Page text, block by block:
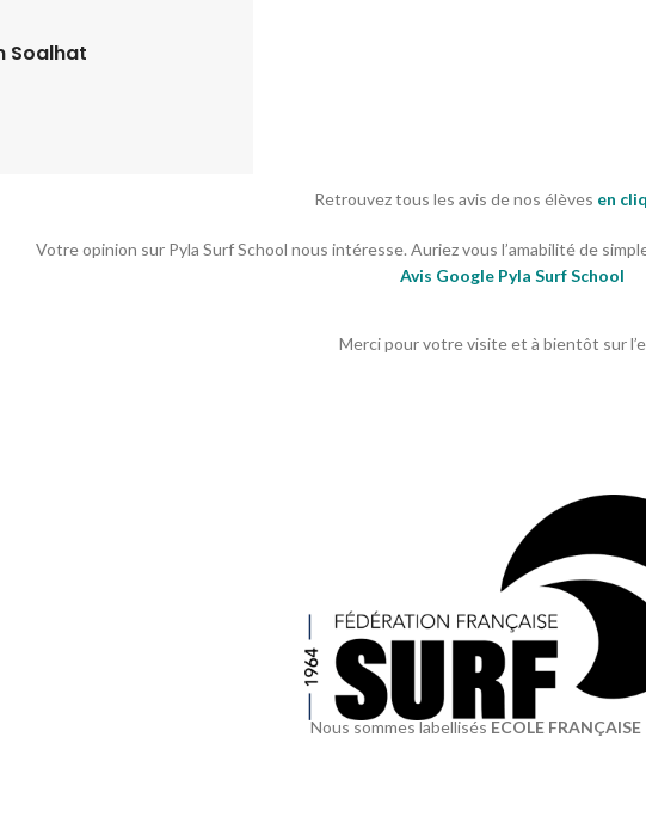
Soalhat
Retrouvez tous les avis de nos élèves en
Votre opinion sur Pyla Surf School nous intéresse. Auriez vous l’amabilité de
Avis Google Pyla Surf School
Merci pour votre visite et à bientôt sur
Nous sommes labellisés ECOLE FRANÇAISE